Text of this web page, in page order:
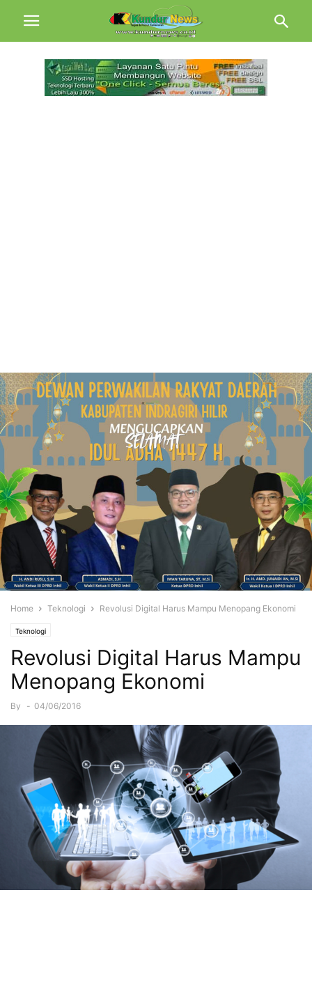
Home Teknologi Revolusi Digital Harus Mampu Menopang Ekonomi
Teknologi
Revolusi Digital Harus Mampu
Menopang Ekonomi
By - 04/06/2016